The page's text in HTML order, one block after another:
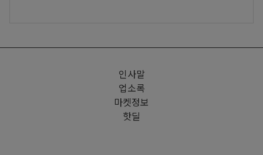
인사말
업소록
마켓정보
핫딜